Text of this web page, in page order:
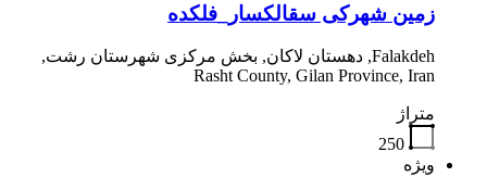
زمین شهرکی سقالکسار_فلکده
Falakdeh, دهستان لاکان, بخش مرکزی شهرستان رشت,
Rasht County, Gilan Province, Iran
متراژ
250
ویژه